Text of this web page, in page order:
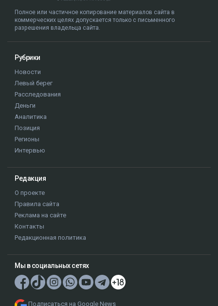
Полное или частичное копирование материалов сайта в
коммерческих целях допускается только с письменного
разрешения владельца сайта.
Рубрики
Новости
Левый берег
Расследования
Деньги
Аналитика
Позиция
Регионы
Интервью
Редакция
О проекте
Правила сайта
Реклама на сайте
Контакты
Редакционная политика
Мы в социальных сетях
Подписаться на Google News